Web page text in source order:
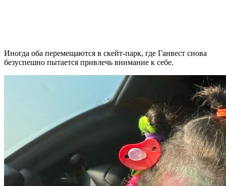
Иногда оба перемещаются в скейт-парк, где Ганвест снова
безуспешно пытается привлечь внимание к себе.